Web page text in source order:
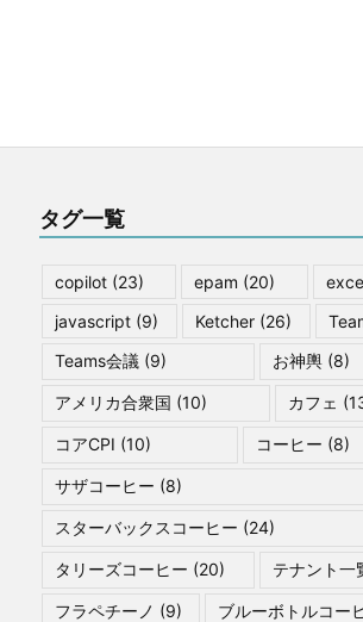
タグ一覧
copilot (23) epam (20)
javascript (9) Ketcher (26)
Teams会議 (9) お神輿(8)
アメリカ合衆国 (10) カフェ
コアCPI (10) コーヒー (8)
サザコーヒー (8)
スターバックスコーヒー (24)
タリーズコーヒー (20) テナント一
フラペチーノ (9) ブルーボトルコー